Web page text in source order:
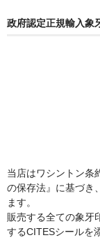
政府認定正規輸入象
当店はワシントン条
の保存法』に基づき
ます。
販売する全ての象牙
するCITESシールを